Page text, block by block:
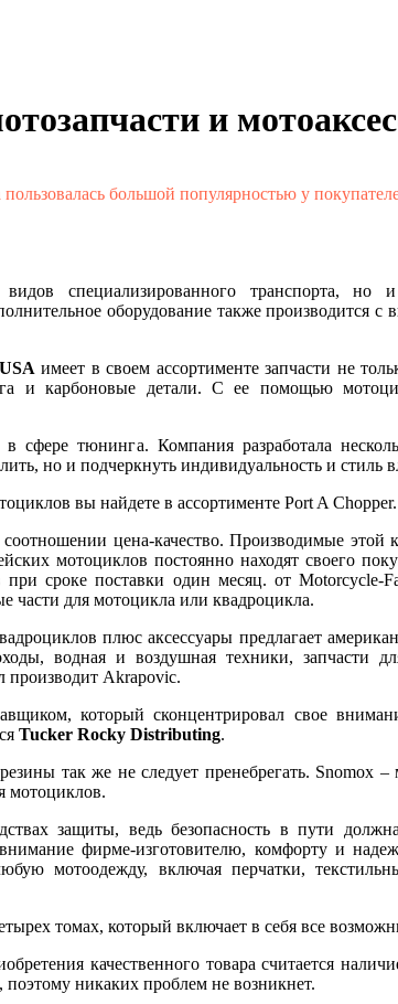
и
большой популярностью у
специализированного транспорта, но
оборудование также производится с
USA имеет в своем ассортименте запчасти не
и карбоновые детали. С ее помощью
сфере тюнинга. Компания разработала
но и подчеркнуть индивидуальность и стиль
вы найдете в ассортименте Port A Chopper.
цена-качество. Производимые этой
мотоциклов постоянно находят своего
при сроке поставки один месяц. отMotorcycle-
части для мотоцикла или квадроцикла.
плюс аксессуары предлагает
водная и воздушная техники, запчасти
производит Akrapovic.
который сконцентрировал свое
Tucker Rocky Distributing.
так же не следует пренебрегать. Snomox –
мотоциклов.
защиты, ведь безопасность в пути
фирме-изготовителю, комфорту и
мотоодежду, включая перчатки,
томах, который включает в себя все
качественного товара считается
никаких проблем не возникнет.